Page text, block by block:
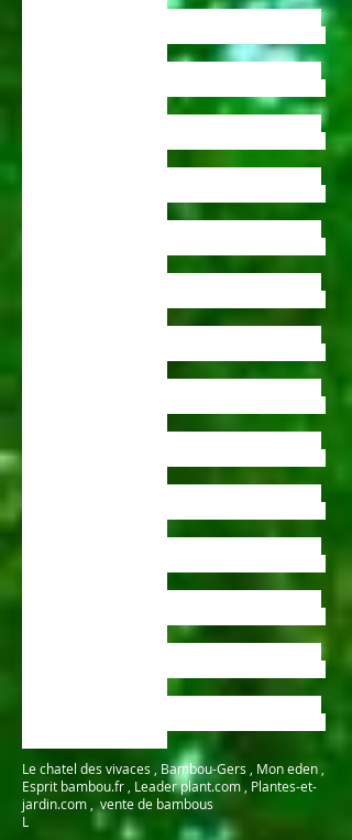
Le chatel des vivaces , Bambou-Gers , Mon eden ,
Esprit bambou.fr , Leader plant.com , Plantes-et-
jardin.com , vente de bambous
L